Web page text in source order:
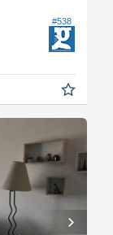
#538